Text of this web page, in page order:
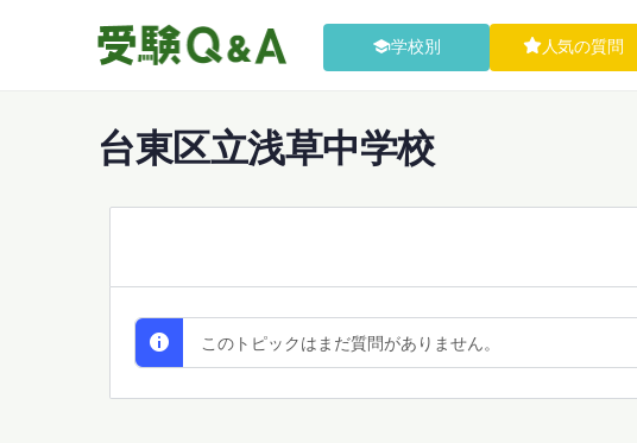
学校別 人気の質問
台東区立浅草中学校
このトピックはまだ質問がありません。